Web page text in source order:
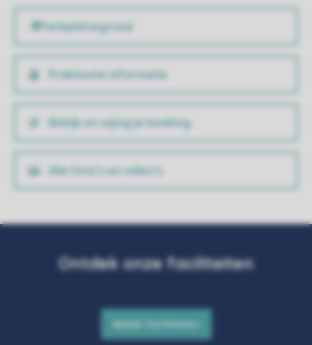
Praktische informatie
Bekijk en wijzig je boeking
Alle foto’s en video’s